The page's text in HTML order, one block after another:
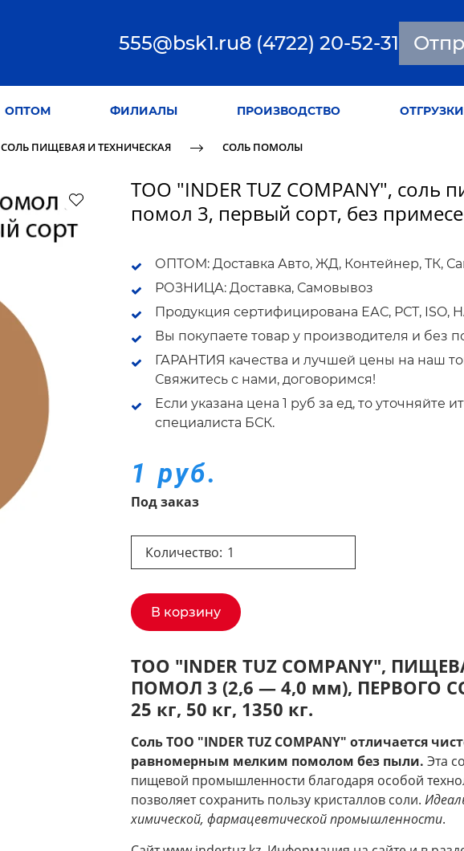
555@bsk1.ru8 (4722) 20-52-31
ОПТОМ ФИЛИАЛЫ ПРОИЗВОДСТВО ОТГРУЗКИ
СОЛЬ ПИЩЕВАЯ И ТЕХНИЧЕСКАЯ СОЛЬ ПОМОЛЫ
ТОО "INDER TUZ COMPANY", соль
помол 3, первый сорт, без
ОПТОМ: Доставка Авто, ЖД, Контейнер, ТК,
РОЗНИЦА: Доставка, Самовывоз
Продукция сертифицирована ЕАС, РСТ, ISO,
Вы покупаете товар у производителя и без
ГАРАНТИЯ качества и лучшей цены на наш
Свяжитесь с нами, договоримся!
Если указана цена 1 руб за ед, то уточняйте
специалиста БСК.
1 руб.
Под заказ
Количество:
В корзину
ТОО "INDER TUZ COMPANY",
ПОМОЛ 3 (2,6 — 4,0 мм), ПЕРВОГО
25 кг, 50 кг, 1350 кг.
Соль ТОО "INDER TUZ COMPANY" отличается
равномерным мелким помолом без пыли. Эта
пищевой промышленности благодаря особой
позволяет сохранить пользу кристаллов соли.
химической, фармацевтической промышленности.